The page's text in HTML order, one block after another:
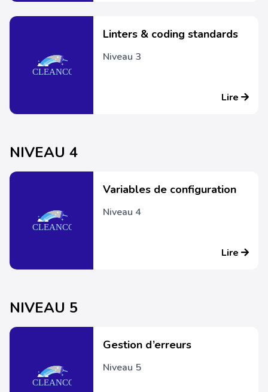
Linters & coding standards
Niveau 3
Lire
NIVEAU 4
Variables de configuration
Niveau 4
Lire
NIVEAU 5
Gestion d’erreurs
Niveau 5